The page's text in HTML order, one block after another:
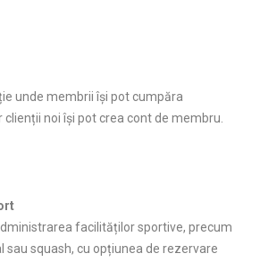
unde membrii își pot cumpăra
clienții noi își pot crea cont de membru.
facilităților sportive, precum
sau squash, cu opțiunea de rezervare